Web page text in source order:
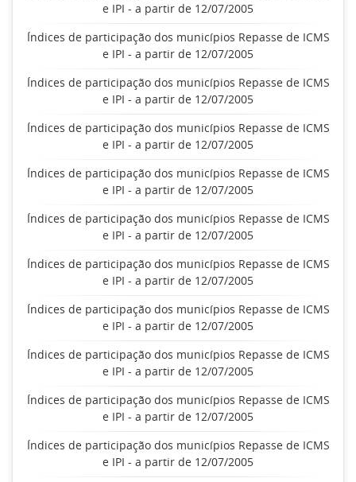
e IPI - a partir de 12/07/2005
Índices de participação dos municípios Repasse de ICMS
e IPI - a partir de 12/07/2005
Índices de participação dos municípios Repasse de ICMS
e IPI - a partir de 12/07/2005
Índices de participação dos municípios Repasse de ICMS
e IPI - a partir de 12/07/2005
Índices de participação dos municípios Repasse de ICMS
e IPI - a partir de 12/07/2005
Índices de participação dos municípios Repasse de ICMS
e IPI - a partir de 12/07/2005
Índices de participação dos municípios Repasse de ICMS
e IPI - a partir de 12/07/2005
Índices de participação dos municípios Repasse de ICMS
e IPI - a partir de 12/07/2005
Índices de participação dos municípios Repasse de ICMS
e IPI - a partir de 12/07/2005
Índices de participação dos municípios Repasse de ICMS
e IPI - a partir de 12/07/2005
Índices de participação dos municípios Repasse de ICMS
e IPI - a partir de 12/07/2005